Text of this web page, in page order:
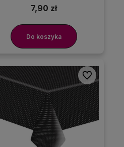
7,90 zł
Do koszyka
Do ulubionych